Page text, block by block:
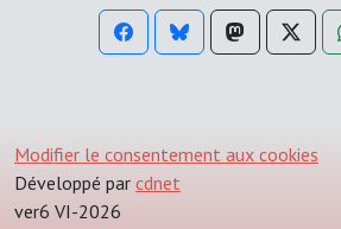
Modifier le consentement aux cookies
Développé par cdnet
ver6 VI-2026